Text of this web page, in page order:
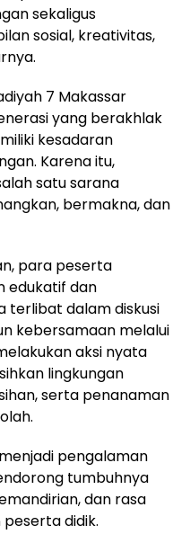
sekaligus
sosial, kreativitas,
7 Makassar
yang berakhlak
kesadaran
Karena itu,
satu sarana
bermakna, dan
para peserta
edukatif dan
terlibat dalam diskusi
kebersamaan melalui
aksi nyata
lingkungan
serta penanaman
pengalaman
tumbuhnya
dan rasa
didik.